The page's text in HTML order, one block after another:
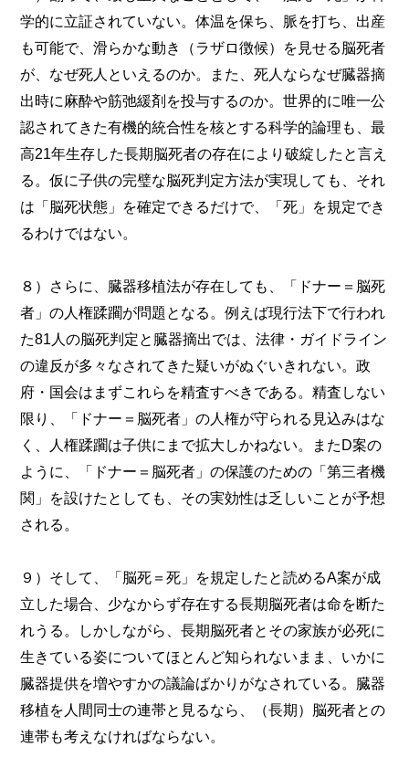
学的に立証されていない。体温を保ち、脈を打ち、出産
も可能で、滑らかな動き（ラザロ徴候）を見せる脳死者
が、なぜ死人といえるのか。また、死人ならなぜ臓器摘
出時に麻酔や筋弛緩剤を投与するのか。世界的に唯一公
認されてきた有機的統合性を核とする科学的論理も、最
高21年生存した長期脳死者の存在により破綻したと言え
る。仮に子供の完璧な脳死判定方法が実現しても、それ
は「脳死状態」を確定できるだけで、「死」を規定でき
るわけではない。
８）さらに、臓器移植法が存在しても、「ドナー＝脳死
者」の人権蹂躙が問題となる。例えば現行法下で行われ
た81人の脳死判定と臓器摘出では、法律・ガイドライン
の違反が多々なされてきた疑いがぬぐいきれない。政
府・国会はまずこれらを精査すべきである。精査しない
限り、「ドナー＝脳死者」の人権が守られる見込みはな
く、人権蹂躙は子供にまで拡大しかねない。またD案の
ように、「ドナー＝脳死者」の保護のための「第三者機
関」を設けたとしても、その実効性は乏しいことが予想
される。
９）そして、「脳死＝死」を規定したと読めるA案が成
立した場合、少なからず存在する長期脳死者は命を断た
れうる。しかしながら、長期脳死者とその家族が必死に
生きている姿についてほとんど知られないまま、いかに
臓器提供を増やすかの議論ばかりがなされている。臓器
移植を人間同士の連帯と見るなら、（長期）脳死者との
連帯も考えなければならない。